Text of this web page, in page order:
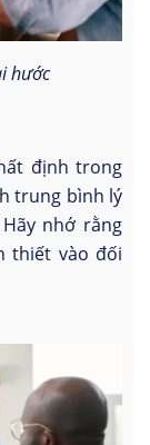
hước
định trong
trung bình lý
nhớ rằng
thiết vào đối